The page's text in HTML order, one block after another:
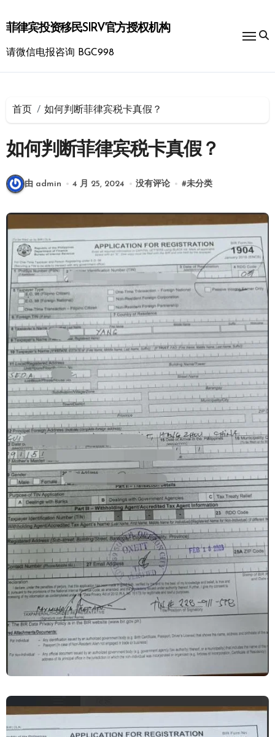
到
内
菲律宾投资移民SIRV官方授权机构
请微信电报咨询 BGC998
首页 如何判断菲律宾税卡真假？
如何判断菲律宾税卡真假？
由 admin 4 月 25, 2024 没有评论 #未分类